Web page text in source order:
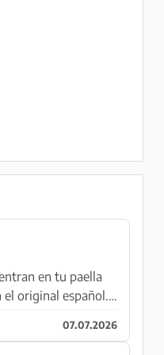
en tu paella
el original español.
07.07.2026